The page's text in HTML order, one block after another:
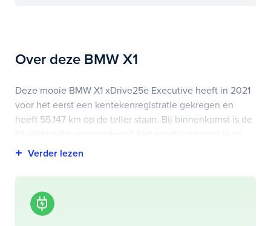
Over deze BMW X1
Deze mooie BMW X1 xDrive25e Executive heeft in 2021
voor het eerst een kentekenregistratie gekregen en
heeft 55.147 km op de teller staan. Bij binnenkomst is de
deze pagina bij onderhoud en historie te downloaden.
Highlights van deze BMW zijn onder andere
achteruitrijcamera, elektrisch bedienbare achterklep, led
dagrijverlichting en nog veel meer.